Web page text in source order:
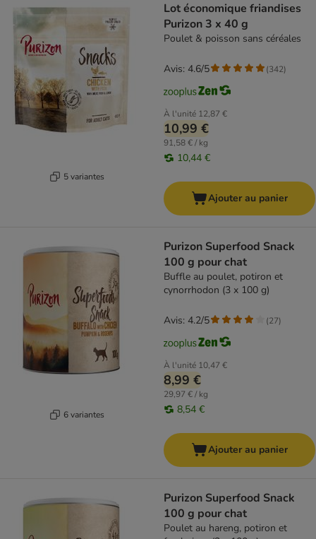
5 variantes
Lot économique friandises
Purizon 3 x 40 g
Poulet & poisson sans céréales
À l'unité 12,87 €
10,99 €
91,58 € / kg
10,44 €
Avis: 4.6/5 (342)
Ajouter au panier
6 variantes
Purizon Superfood Snack
100 g pour chat
Buffle au poulet, potiron et
cynorrhodon (3 x 100 g)
À l'unité 10,47 €
8,99 €
29,97 € / kg
8,54 €
Avis: 4.2/5 (27)
Ajouter au panier
Purizon Superfood Snack
100 g pour chat
Poulet au hareng, potiron et